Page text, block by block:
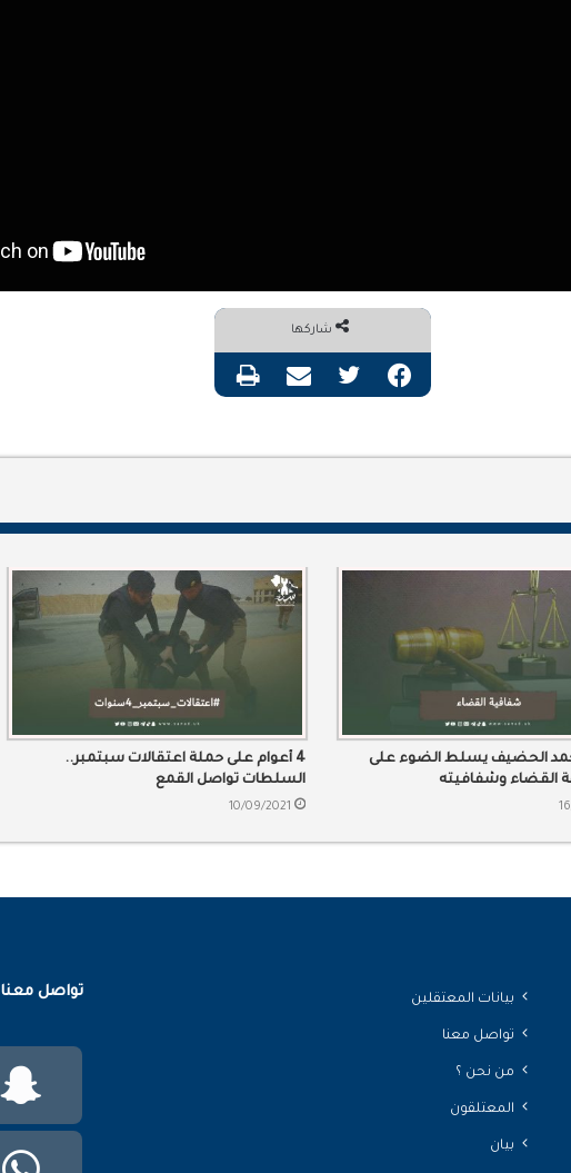
شاركها
فيسبوك تويتر مشاركة عبر البريد طباعة
الحضيف يسلط الضوء على
القضاء وشفافيته
4 أعوام على حملة اعتقالات سبتمبر..
السلطات تواصل القمع
10/09/2021
بيانات المعتقلين
تواصل معنا
من نحن ؟
المعتلقون
بيان
تواصل معنا